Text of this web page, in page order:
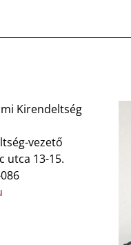
Kirendeltség
vezető
utca 13-15.